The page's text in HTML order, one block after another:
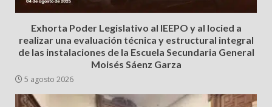
Exhorta Poder Legislativo al IEEPO y al Iocied a
realizar una evaluación técnica y estructural integral
de las instalaciones de la Escuela Secundaria General
Moisés Sáenz Garza
5 agosto 2026